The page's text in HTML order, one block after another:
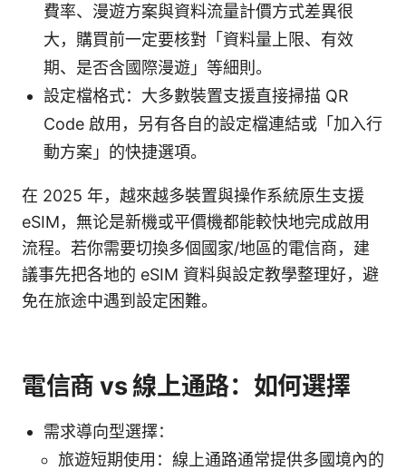
費率、漫遊方案與資料流量計價方式差異很
大，購買前一定要核對「資料量上限、有效
期、是否含國際漫遊」等細則。
設定檔格式：大多數裝置支援直接掃描 QR
Code 啟用，另有各自的設定檔連結或「加入行
動方案」的快捷選項。
在 2025 年，越來越多裝置與操作系統原生支援
eSIM，無论是新機或平價機都能較快地完成啟用
流程。若你需要切換多個國家/地區的電信商，建
議事先把各地的 eSIM 資料與設定教學整理好，避
免在旅途中遇到設定困難。
電信商 vs 線上通路：如何選擇
需求導向型選擇：
旅遊短期使用：線上通路通常提供多國境內的